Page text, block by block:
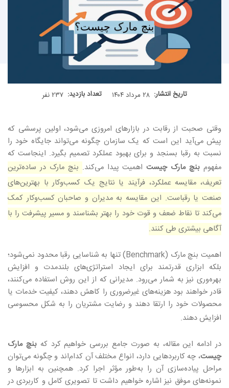
تاریخ انتشار: ۲۸ مرداد ۱۴۰۴ تعداد بازدید: ۲۳۷ نفر
وقتی صحبت از رقابت در بازارهای امروزی می‌شود، اولین پرسشی که
پیش می‌آید این است که یک سازمان چگونه می‌تواند جایگاه خود را
نسبت به رقبا بسنجد و برای بهبود عملکرد تصمیم بگیرد. اینجاست که
مفهوم بنچ مارک چیستاهمیت پیدا می‌کند. بنچ مارک در ساده‌ترین
تعریف، مقایسه‌ عملکرد، فرآیند یا نتایج یک کسب‌وکار با بهترین‌های
صنعت یا رقباست. این مقایسه به مدیران و صاحبان کسب‌وکار کمک
می‌کند تا نقاط ضعف و قوت خود را بهتر بشناسند و مسیر پیشرفت را با
آگاهی بیشتری طی کنند.
اهمیت بنچ مارک (Benchmark) تنها به شناسایی رقبا محدود نمی‌شود؛
بلکه ابزاری قدرتمند برای ایجاد استراتژی‌های بلندمدت و افزایش
بهره‌وری نیز به شمار می‌رود. مدیرانی که از این روش استفاده می‌کنند،
قادر خواهند بود هزینه‌های غیرضروری را کاهش دهند، کیفیت خدمات یا
محصولات خود را ارتقا دهند و رضایت مشتریان را به شکل محسوسی
افزایش دهند.
در ادامه این مقاله، به صورت جامع بررسی خواهیم کرد کهبنچ مارک
چیست، چه کاربردهایی دارد، انواع مختلف آن کدام‌اند و چگونه می‌توان
مراحل پیاده‌سازی آن را به‌طور مؤثر اجرا کرد. همچنین به ابزارها و
نمونه‌های موفق نیز اشاره خواهیم داشت تا تصویری کامل و کاربردی در